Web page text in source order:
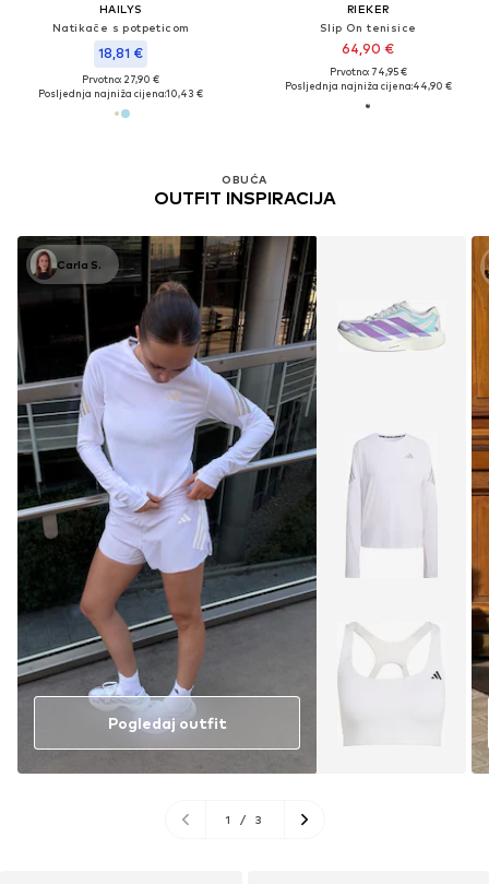
HAILYS
Natikače s potpeticom
18,81 €
Prvotno: 27,90 €
Posljednja najniža cijena:10,43 €
RIEKER
Slip On tenisice
64,90 €
Prvotno: 74,95 €
Posljednja najniža cijena:44,90 €
OBUĆA
OUTFIT INSPIRACIJA
Carla S.
Pogledaj outfit
1 / 3